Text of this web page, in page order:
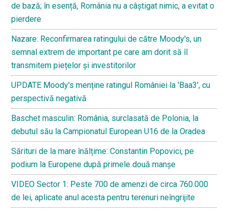
de bază; în esență, România nu a câștigat nimic, a evitat o
pierdere
Nazare: Reconfirmarea ratingului de către Moody's, un
semnal extrem de important pe care am dorit să îl
transmitem piețelor și investitorilor
UPDATE Moody's menține ratingul României la 'Baa3', cu
perspectivă negativă
Baschet masculin: România, surclasată de Polonia, la
debutul său la Campionatul European U16 de la Oradea
Sărituri de la mare înălțime: Constantin Popovici, pe
podium la Europene după primele două manșe
VIDEO Sector 1: Peste 700 de amenzi de circa 760.000
de lei, aplicate anul acesta pentru terenuri neîngrijite